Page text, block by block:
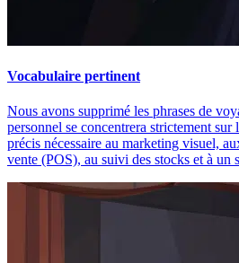
Vocabulaire pertinent
Nous avons supprimé les phrases de
personnel se concentrera strictement
précis nécessaire au marketing visuel,
vente (POS), au suivi des stocks et à un